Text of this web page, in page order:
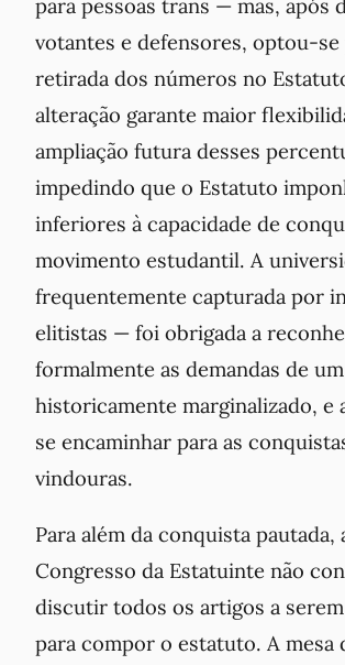
votantes e defensores, optou-se
retirada dos números no
alteração garante maior
ampliação futura desses
impedindo que o Estatuto
inferiores à capacidade de
movimento estudantil. A
frequentemente capturada por
elitistas — foi obrigada a
formalmente as demandas de
historicamente marginalizado, e
se encaminhar para as
vindouras.
Para além da conquista pautada,
Congresso da Estatuinte não
discutir todos os artigos a serem
para compor o estatuto. A mesa